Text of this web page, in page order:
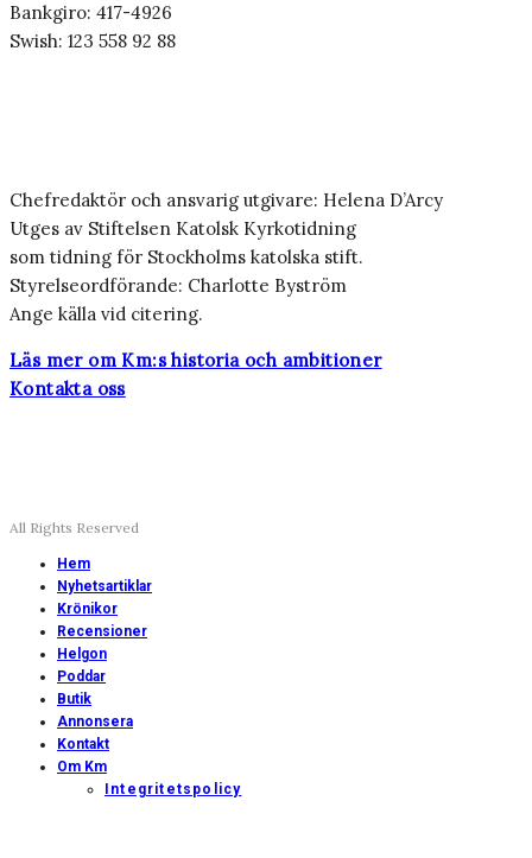
Bankgiro: 417-4926
Swish: 123 558 92 88
Chefredaktör och ansvarig utgivare: Helena D’Arcy
Utges av Stiftelsen Katolsk Kyrkotidning
som tidning för Stockholms katolska stift.
Styrelseordförande: Charlotte Byström
Ange källa vid citering.
Läs mer om Km:s historia och ambitioner
Kontakta oss
All Rights Reserved
Hem
Nyhetsartiklar
Krönikor
Recensioner
Helgon
Poddar
Butik
Annonsera
Kontakt
Om Km
Integritetspolicy